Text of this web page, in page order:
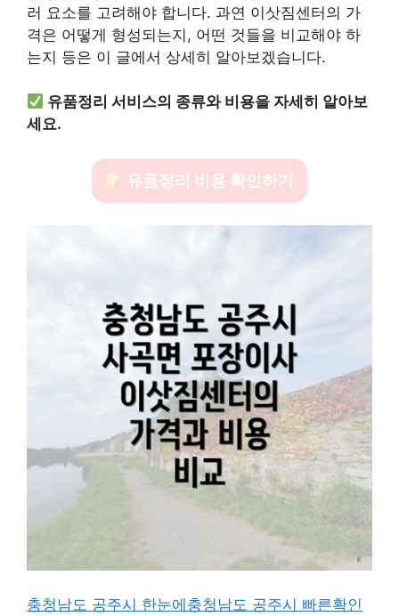
러 요소를 고려해야 합니다. 과연 이삿짐센터의 가
격은 어떻게 형성되는지, 어떤 것들을 비교해야 하
는지 등은 이 글에서 상세히 알아보겠습니다.
유품정리 서비스의 종류와 비용을 자세히 알아보
세요.
유품정리 비용 확인하기
충청남도 공주시 한눈에충청남도 공주시 빠른확인